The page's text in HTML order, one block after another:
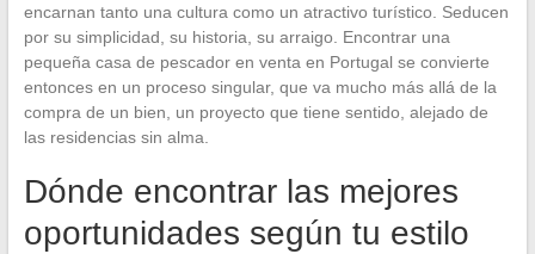
encarnan tanto una cultura como un atractivo turístico. Seducen
por su simplicidad, su historia, su arraigo. Encontrar una
pequeña casa de pescador en venta en Portugal se convierte
entonces en un proceso singular, que va mucho más allá de la
compra de un bien, un proyecto que tiene sentido, alejado de
las residencias sin alma.
Dónde encontrar las mejores
oportunidades según tu estilo